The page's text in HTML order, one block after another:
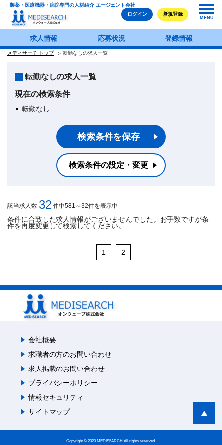
製薬・医療機器・病院専門の人材紹介 エージェント会社
ログイン
新規登録
MENU
求人情報 応募状況 登録情報
メディサーチ トップ 転勤なしの求人一覧
転勤なしの求人一覧
現在の検索条件
転勤なし
検索条件を保存
検索条件の設定・変更
該当求人数 32 件中581～32件を表示中
条件に合致した求人情報がございませんでした。お手数ですが条
件を再度変更して検索してください。
1 2
会社概要
求職者の方のお問い合わせ
求人掲載のお問い合わせ
プライバシーポリシー
情報セキュリティ
サイトマップ
Copyright © 2020 MEDISEARCH All rights reserved.